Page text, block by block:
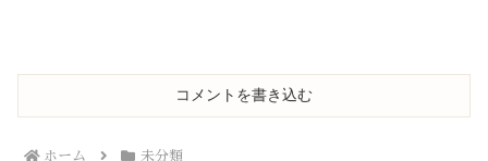
コメントを書き込む
ホーム 未分類